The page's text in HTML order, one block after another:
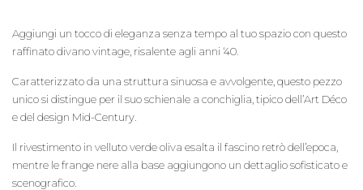
Aggiungi un tocco di eleganza senza tempo al tuo spazio con questo
raffinato divano vintage, risalente agli anni ‘40.
Caratterizzato da una struttura sinuosa e avvolgente, questo pezzo
unico si distingue per il suo schienale a conchiglia, tipico dell’Art Déco
e del design Mid-Century.
Il rivestimento in velluto verde oliva esalta il fascino retrò dell’epoca,
mentre le frange nere alla base aggiungono un dettaglio sofisticato e
scenografico.